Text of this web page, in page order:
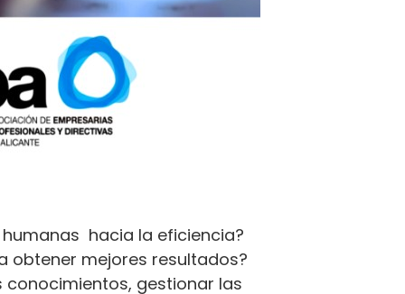
hacia la eficiencia?
obtener mejores resultados?
conocimientos, gestionar las